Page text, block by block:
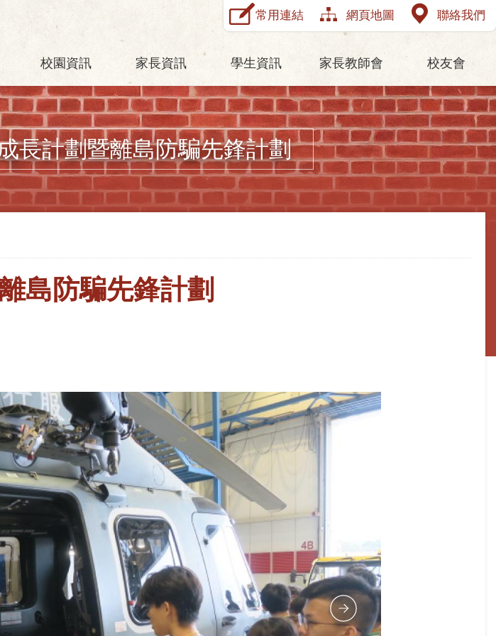
常用連結 網頁地圖 聯絡我們
校園資訊 家長資訊 學生資訊 家長教師會 校友會
長計劃暨離島防騙先鋒計劃
島防騙先鋒計劃